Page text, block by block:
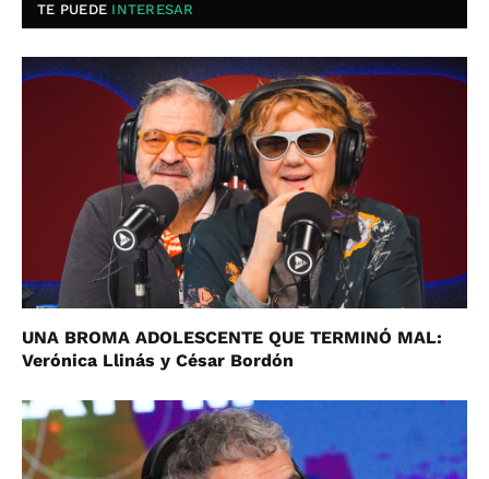
TE PUEDE INTERESAR
UNA BROMA ADOLESCENTE QUE TERMINÓ MAL:
Verónica Llinás y César Bordón